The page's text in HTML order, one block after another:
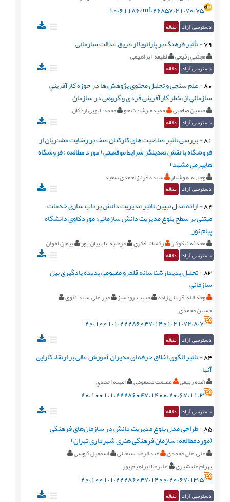
10.61186/mf.26857.21.70.75
دسترسی آزاد مقاله
79
-تأثیر فرهنگ بر پارانویا از طریق عدالت سازمانی
مجتبي رفيعي لطیفه ابراهیمی
دسترسی آزاد مقاله
80
-علم سنجی و تحلیل محتوی پژوهش ها در حوزه كارآفريني
سازماني از منظر کارآفرینی فردی و گروهی در سازمان
حسین صاحبی حمیده رشادت جو محمد ابویی اردکان
دسترسی آزاد مقاله
81
-بررسی تاثیر صلاحیت های کارکنان صف بر رضایت مشتریان از
فروشگاه با نقش تعدیلگر شرایط موقعیتی ( مورد مطالعه : فروشگاه
هایپرمی مشهد)
وجیهه هوشیار سیده فرناز احمدی سعید
دسترسی آزاد مقاله
82
-ارائه مدل تبیین تاثیر مدیریت دانش بر ناب سازی خدمات
مبتنی بر سطح بلوغ مدیریت دانش سازمانی: موردکاوی دانشگاه‌
پیام نور
محدثه نیکوکار رکسانا فکری مرضیه باباییان پور پیمان اخوان
دسترسی آزاد مقاله
83
-تحلیل پدیدارشناسانه قلمرو مفهومی پدیده یادگیری بین
سازمانی
وجه الله قربانی زاده حبیب رودساز
میر علی سید نقوی
حسین محمدی
20.1001.1.22286047.1401.21.72.8.7
دسترسی آزاد مقاله
84
-تاثیر الگوی اخلاق حرفه ای مدیران آموزش عالی بر ارتقاء کارایی
آنها
آمنه ربیعی عصمت مسعودی امينه احمدي
20.1001.1.22286047.1400.20.67.11.3
دسترسی آزاد مقاله
85
-طراحی مدل بلوغ مدیریت دانش در سازمان‌های فرهنگی
(موردمطالعه: سازمان فرهنگی هنری شهرداری تهران)
علی علی محمدی عبدالرضا سبحانی
اسمعیل کاوسی
بهرام علیشیری
علیرضا ابراهیم پور
20.1001.1.22286047.1400.20.67.13.5
دسترسی آزاد مقاله